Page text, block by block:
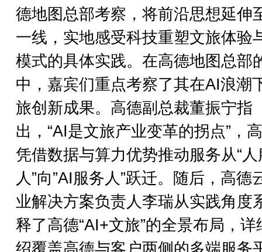
德地图总部考察，将前沿思想延伸
一线，实地感受科技重塑文旅体验
模式的具体实践。在高德地图总部
中，嘉宾们重点考察了其在AI浪潮
旅创新成果。高德副总裁董振宁指
出，“AI是文旅产业变革的拐点”，
凭借数据与算力优势推动服务从“
人”向”AI服务人”跃迁。随后，高德
业解决方案负责人李瑞从实践角度
释了高德“AI+文旅”的全景布局，详
绍覆盖高德与客户两侧的多端服务